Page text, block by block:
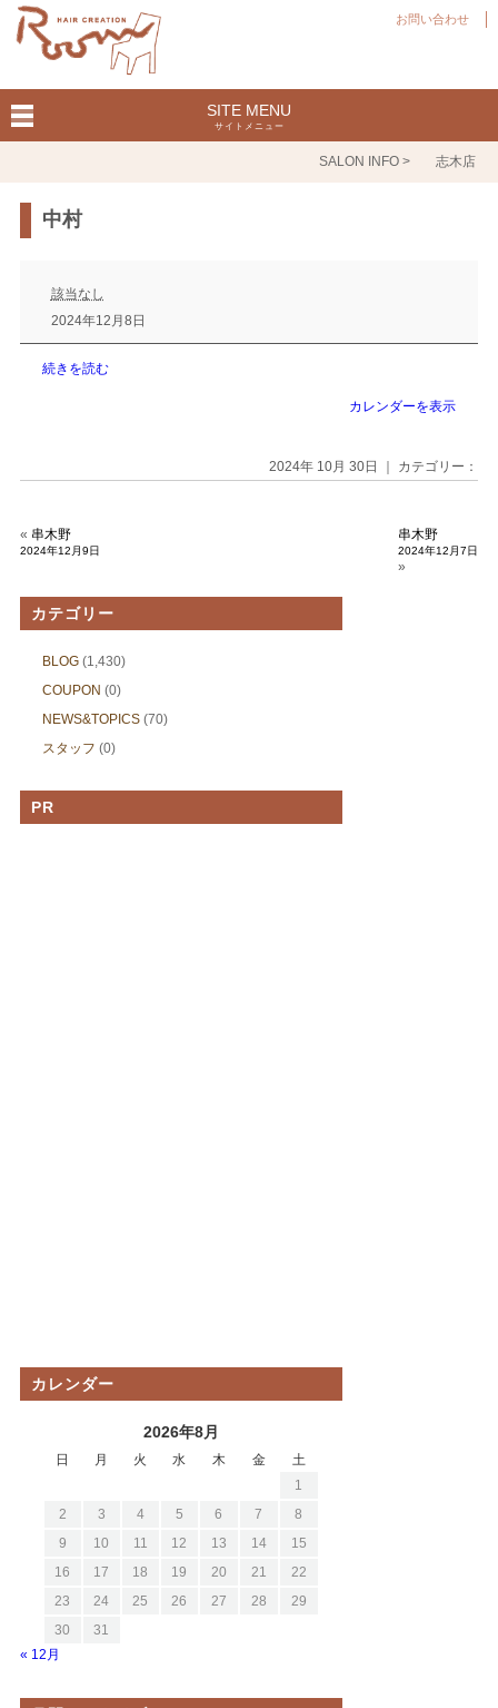
お問い合わせ
SITE MENU
サイトメニュー
SALON INFO > 志木店
中村
該当なし
2024年12月8日
続きを読む
カレンダーを表示
2024年 10月 30日 ｜ カテゴリー：
« 串木野
2024年12月9日
串木野
2024年12月7日
»
カテゴリー
BLOG(1,430)
COUPON (0)
NEWS&TOPICS(70)
スタッフ (0)
PR
カレンダー
2026年8月
日 月 火 水 木 金
土
1
2
3 4 5 6 7
8
9
10 11 12 13 14
15
16
17 18 19 20 21
22
23
24 25 26 27 28
29
30
31
« 12月